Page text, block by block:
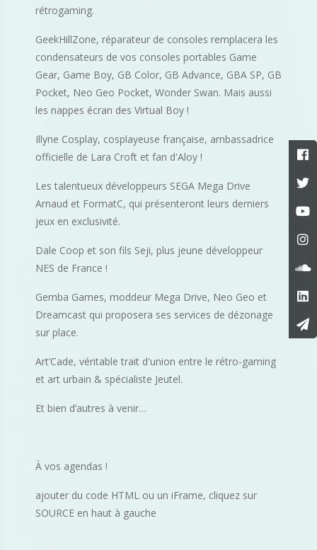
rétrogaming.
GeekHillZone, réparateur de consoles remplacera les
condensateurs de vos consoles portables Game
Gear, Game Boy, GB Color, GB Advance, GBA SP, GB
Pocket, Neo Geo Pocket, Wonder Swan. Mais aussi
les nappes écran des Virtual Boy !
Illyne Cosplay, cosplayeuse française, ambassadrice
officielle de Lara Croft et fan d'Aloy !
Les talentueux développeurs SEGA Mega Drive
Arnaud et FormatC, qui présenteront leurs derniers
jeux en exclusivité.
Dale Coop et son fils Seji, plus jeune développeur
NES de France !
Gemba Games, moddeur Mega Drive, Neo Geo et
Dreamcast qui proposera ses services de dézonage
sur place.
Art’Cade, véritable trait d'union entre le rétro-gaming
et art urbain & spécialiste Jeutel.
Et bien d’autres à venir…
À vos agendas !
ajouter du code HTML ou un iFrame, cliquez sur
SOURCE en haut à gauche